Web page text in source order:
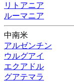
リトアニア
ルーマニア
中南米
アルゼンチン
ウルグアイ
エクアドル
グアテマラ